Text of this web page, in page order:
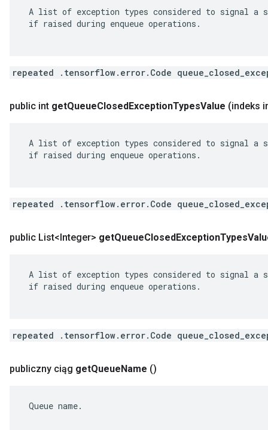
A list of exception types considered to signal a
if raised during enqueue operations.
repeated .tensorflow.error.Code
public int getQueueClosedExceptionTypesValue (indeks
A list of exception types considered to signal a
if raised during enqueue operations.
repeated .tensorflow.error.Code
public List<Integer> getQueueClosedExceptionTypes
A list of exception types considered to signal a
if raised during enqueue operations.
repeated .tensorflow.error.Code
publiczny ciąg getQueueName ()
Queue name.